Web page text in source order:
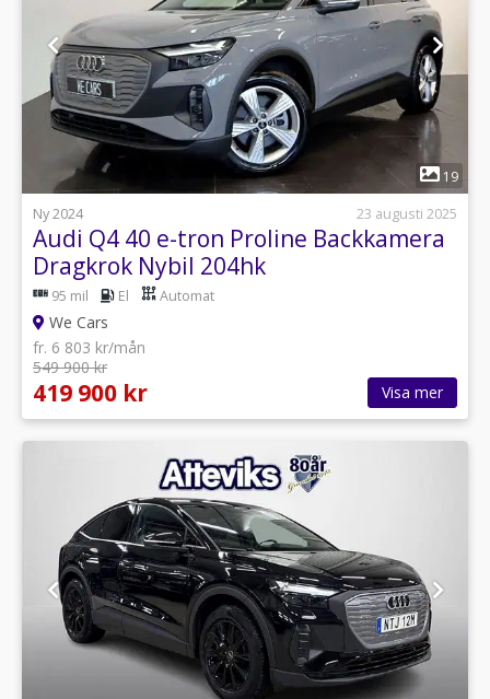
1
19
Ny 2024
23 augusti 2025
Audi Q4 40 e-tron Proline Backkamera
Dragkrok Nybil 204hk
95 mil El Automat
We Cars
fr. 6 803 kr/mån
549 900 kr
419 900 kr Visa mer